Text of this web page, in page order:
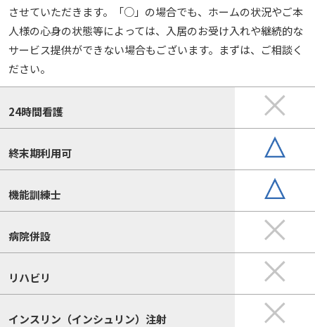
させていただきます。「○」の場合でも、ホームの状況やご本
人様の心身の状態等によっては、入居のお受け入れや継続的な
サービス提供ができない場合もございます。まずは、ご相談く
ださい。
24時間看護
終末期利用可
機能訓練士
病院併設
リハビリ
インスリン（インシュリン）注射